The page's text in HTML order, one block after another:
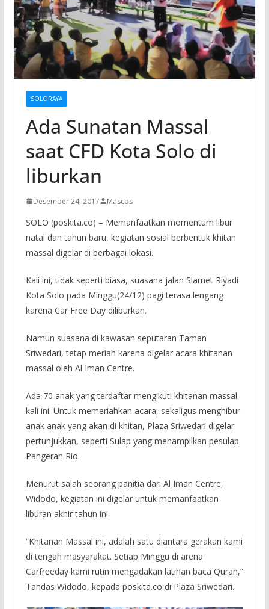
SOLORAYA
Ada Sunatan Massal
saat CFD Kota Solo di
liburkan
Desember 24, 2017 Mascos
SOLO (poskita.co) – Memanfaatkan momentum libur
natal dan tahun baru, kegiatan sosial berbentuk khitan
massal digelar di berbagai lokasi.
Kali ini, tidak seperti biasa, suasana jalan Slamet Riyadi
Kota Solo pada Minggu(24/12) pagi terasa lengang
karena Car Free Day diliburkan.
Namun suasana di kawasan seputaran Taman
Sriwedari, tetap meriah karena digelar acara khitanan
massal oleh Al Iman Centre.
Ada 70 anak yang terdaftar mengikuti khitanan massal
kali ini. Untuk memeriahkan acara, sekaligus menghibur
anak anak yang akan di khitan, Plaza Sriwedari digelar
pertunjukkan, seperti Sulap yang menampilkan pesulap
Pangeran Rio.
Menurut salah seorang panitia dari Al Iman Centre,
Widodo, kegiatan ini digelar untuk memanfaatkan
liburan akhir tahun ini.
“Khitanan Massal ini, adalah satu diantara gerakan kami
di tengah masyarakat. Setiap Minggu di arena
Carfreeday kami rutin mengadakan latihan baca Quran,”
Tandas Widodo, kepada poskita.co di Plaza Sriwedari.